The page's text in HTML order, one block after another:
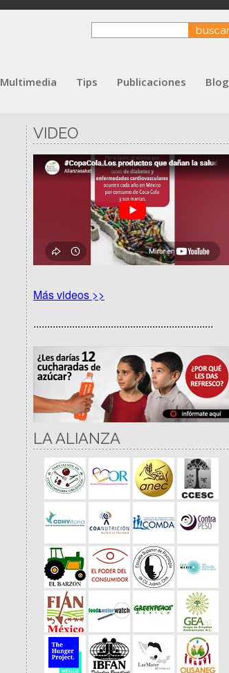
Multimedia Tips Publicaciones Blog
VIDEO
Más videos >>
.................................................................
LA ALIANZA